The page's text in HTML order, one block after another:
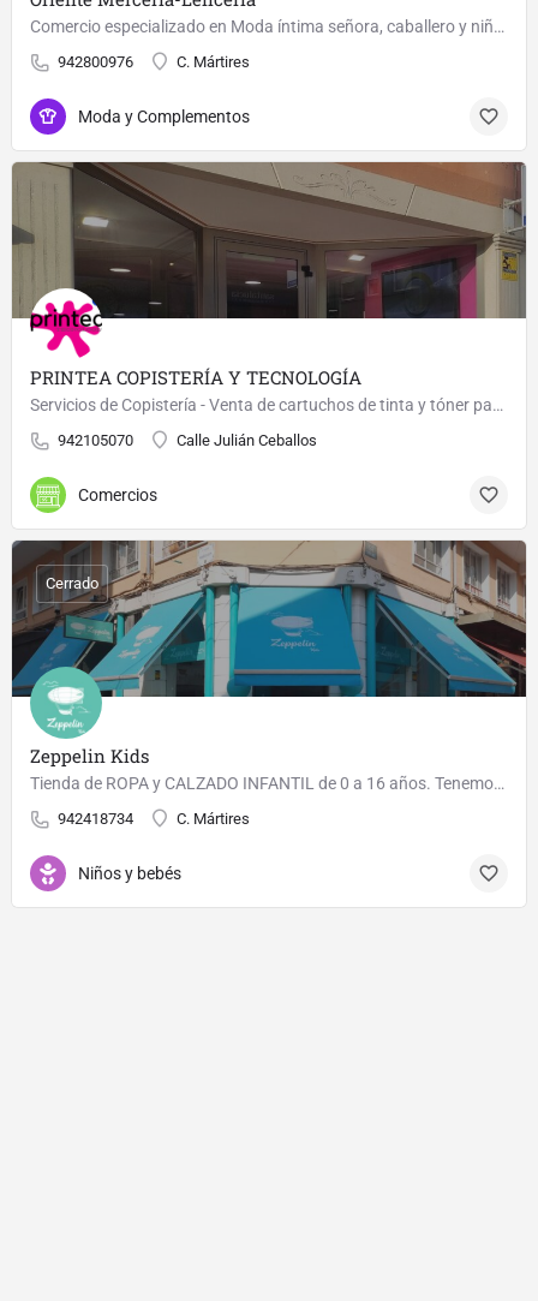
Comercio especializado en Moda íntima señora, caballero y niños. También amplio muestrario en Mercería y…
942800976 C. Mártires
Moda y Complementos
PRINTEA COPISTERÍA Y TECNOLOGÍA
Servicios de Copistería - Venta de cartuchos de tinta y tóner para impresoras - Servicio Técnico Informático…
942105070 Calle Julián Ceballos
Comercios
Zeppelin Kids
Tienda de ROPA y CALZADO INFANTIL de 0 a 16 años. Tenemos una zona de ocio para los peques para que ellos…
942418734 C. Mártires
Cerrado
Niños y bebés